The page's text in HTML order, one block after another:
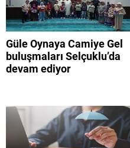
Güle Oynaya Camiye Gel
buluşmaları Selçuklu’da
devam ediyor